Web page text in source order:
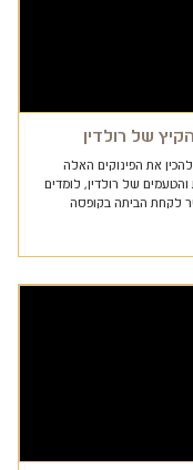
של רולדין
את הפינוקים האלה
של רולדין, לומדים
לקחת הביתה בקופסה